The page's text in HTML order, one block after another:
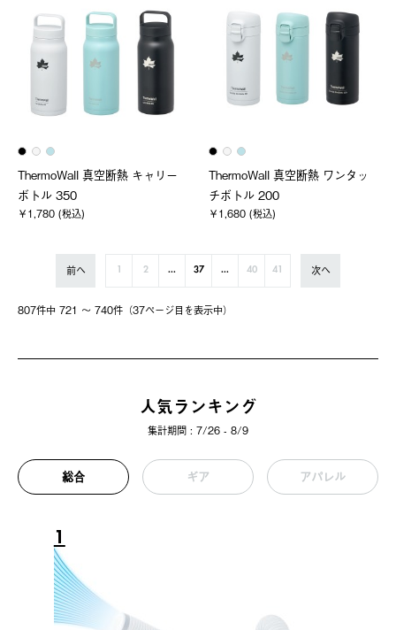
ThermoWall 真空断熱 キャリー
ボトル 350
￥1,780 (税込)
ThermoWall 真空断熱 ワンタッ
チボトル 200
￥1,680 (税込)
807件中 721 〜 740件（37ページ⽬を表⽰中）
前へ 1 2 ... 37 ... 40 41 次へ
人気ランキング
集計期間 : 7/26 - 8/9
総合 ギア アパレル
1